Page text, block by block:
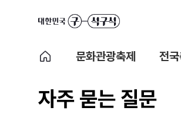
문화관광축제 전국
자주 묻는 질문